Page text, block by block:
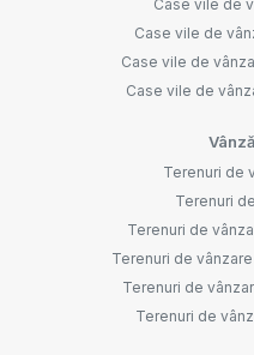
Case vile de
Case vile de
Case vile de
Case vile de
Terenuri de
Terenuri
Terenuri de
Terenuri de
Terenuri de
Terenuri de